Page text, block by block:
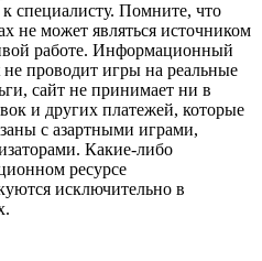
специалисту. Помните, что
не может являться источником
работе. Информационный
не проводит игры на реальные
сайт не принимает ни в
и других платежей, которые
с азартными играми,
Какие-либо
ресурсе
исключительно в